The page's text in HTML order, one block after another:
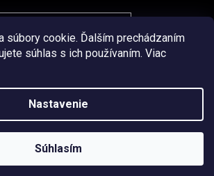
súbory cookie. Ďalším prechádzaním
súhlas s ich používaním. Viac
Nastavenie
Súhlasím
Přihlásit se
VytvořilŠtefan Mazáň
Procarosa.sk. Všetky práva vyhradené.